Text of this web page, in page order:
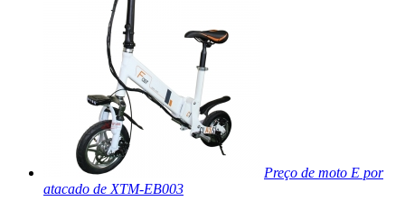
Preço de moto E por
atacado de XTM-EB003